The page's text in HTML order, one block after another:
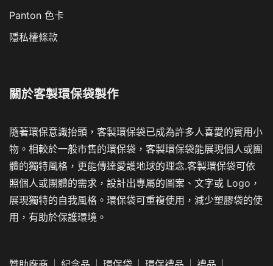
Panton 色卡
隱私權條款
關於客製環保袋製作
隨著環保意識抬頭，客製環保袋已成為許多人喜愛的實用小
物。相較於一般市售的環保袋，客製環保袋能展現個人或團
體的獨特風格，更能傳達愛護地球的理念.客製環保袋可依
照個人或團體的需求，設計出專屬的圖案、文字或 Logo，
展現獨特的自我風格。環保袋可重複使用，減少塑膠袋的使
用，有助於保護環境。